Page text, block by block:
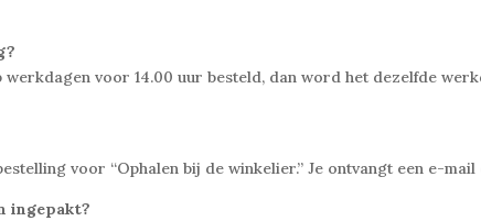
voor 14.00 uur besteld, dan word het dezelfde
voor “Ophalen bij de winkelier.” Je ontvangt een e-
ingepakt?